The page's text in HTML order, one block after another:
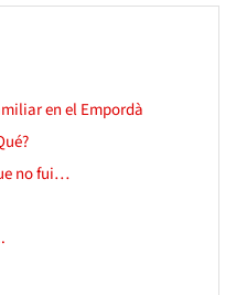
en el Empordà
no fui…